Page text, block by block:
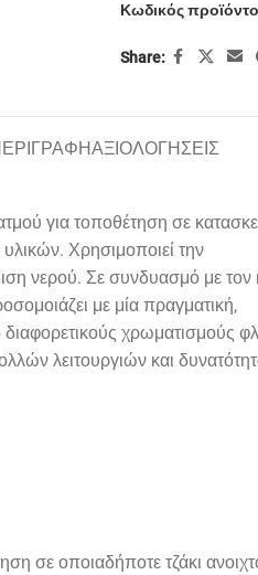
Κωδικός
Share:
ΑΞΙΟΛΟΓΗΣΕΙΣ
για τοποθέτηση σε
Χρησιμοποιεί την
νερού. Σε συνδυασμό με
με μία πραγματική,
χρωματισμούς
λειτουργιών και
σε οποιαδήποτε τζάκι